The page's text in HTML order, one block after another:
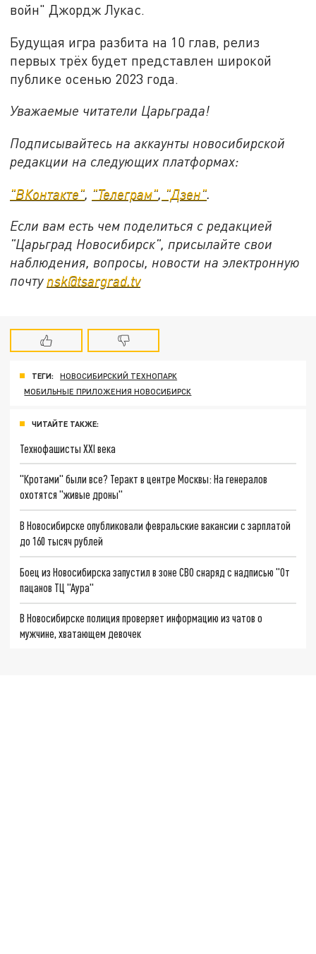
войн" Джордж Лукас.
Будущая игра разбита на 10 глав, релиз
первых трёх будет представлен широкой
публике осенью 2023 года.
Уважаемые читатели Царьграда!
Подписывайтесь на аккаунты новосибирской
редакции на следующих платформах:
"ВКонтакте" "Телеграм" "Дзен"
Если вам есть чем поделиться с редакцией
"Царьград Новосибирск", присылайте свои
наблюдения, вопросы, новости на электронную
почту nsk@tsargrad.tv
ТЕГИ:
НОВОСИБИРСКИЙ ТЕХНОПАРК
МОБИЛЬНЫЕ ПРИЛОЖЕНИЯ НОВОСИБИРСК
ЧИТАЙТЕ ТАКЖЕ:
Технофашисты XXI века
"Кротами" были все? Теракт в центре Москвы: На генералов
охотятся "живые дроны"
В Новосибирске опубликовали февральские вакансии с зарплатой
до 160 тысяч рублей
Боец из Новосибирска запустил в зоне СВО снаряд с надписью "От
пацанов ТЦ "Аура"
В Новосибирске полиция проверяет информацию из чатов о
мужчине, хватающем девочек